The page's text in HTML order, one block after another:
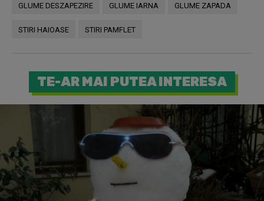
GLUME DESZAPEZIRE GLUME IARNA GLUME ZAPADA
STIRI HAIOASE STIRI PAMFLET
TE-AR MAI PUTEA INTERESA